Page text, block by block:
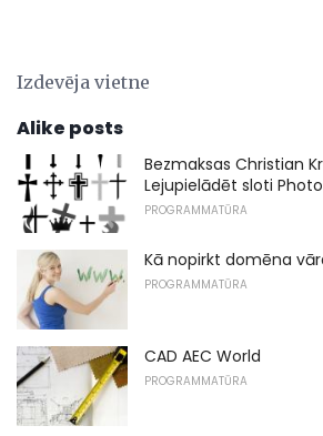
Izdevēja vietne
Alike posts
Bezmaksas Christian
Lejupielādēt sloti
PROGRAMMATŪRA
Kā nopirkt domēna
PROGRAMMATŪRA
CAD AEC World
PROGRAMMATŪRA